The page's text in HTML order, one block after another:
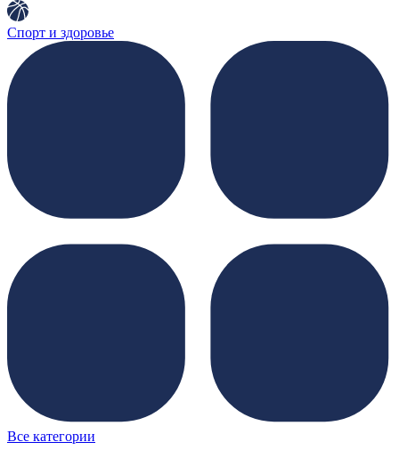
Спорт и здоровье
Все категории